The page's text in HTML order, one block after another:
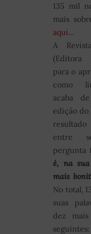
135 mil
mais
aqui...
A
(Editora
para o
como
acaba
edição
entre
pergunta
é, na
mais
No total,
suas
dez
seguintes: